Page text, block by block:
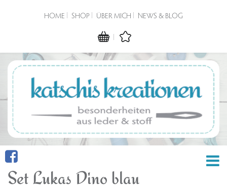
HOME SHOP ÜBER MICH NEWS & BLOG
Set Lukas Dino blau